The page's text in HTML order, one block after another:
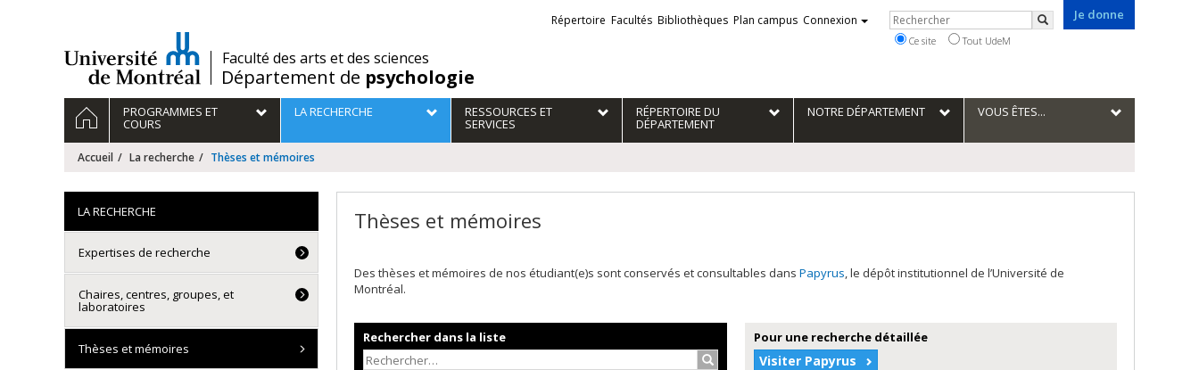
/Faculté des arts et des sciences
Département de psychologie
Je donne
Liens
externes
Répertoire Facultés Bibliothèques Plan campus Connexion Rechercher
Rechercher
Ce site Tout UdeM
Navigation
principale
ACCUEILPROGRAMMES ET
COURS
LA RECHERCHE RESSOURCES ET
SERVICES
RÉPERTOIRE DU
DÉPARTEMENT
NOTRE DÉPARTEMENT VOUS ÊTES...
Accueil La recherche Thèses et mémoires
Thèses et mémoires
Des thèses et mémoires de nos étudiant(e)s sont conservés et consultables dans Papyrus, le dépôt institutionnel de l’Université de
Montréal.
Rechercher dans la liste
Rechercher…
Pour une recherche détaillée
Visiter Papyrus
LA RECHERCHE
Expertises de recherche
Chaires, centres, groupes, et
laboratoires
Thèses et mémoires